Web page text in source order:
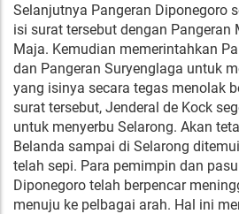
Selanjutnya Pangeran Diponegoro
isi surat tersebut dengan Pangeran
Maja. Kemudian memerintahkan
dan Pangeran Suryenglaga untuk
yang isinya secara tegas menolak
surat tersebut, Jenderal de Kock
untuk menyerbu Selarong. Akan
Belanda sampai di Selarong
telah sepi. Para pemimpin dan
Diponegoro telah berpencar
menuju ke pelbagai arah. Hal ini